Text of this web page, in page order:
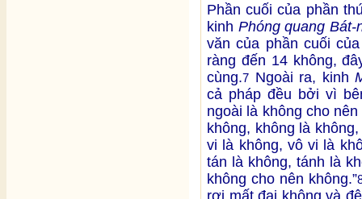
Phần cuối của phần
kinh Phóng quang Bát-
văn của phần cuối
ràng đến 14 không,
cùng.7 Ngoài ra, kinh
cả pháp đều bởi vì
ngoài là không cho
không, không là
vi là không, vô vi là
tán là không, tánh là
không cho nên không.”
rơi mất đại không và